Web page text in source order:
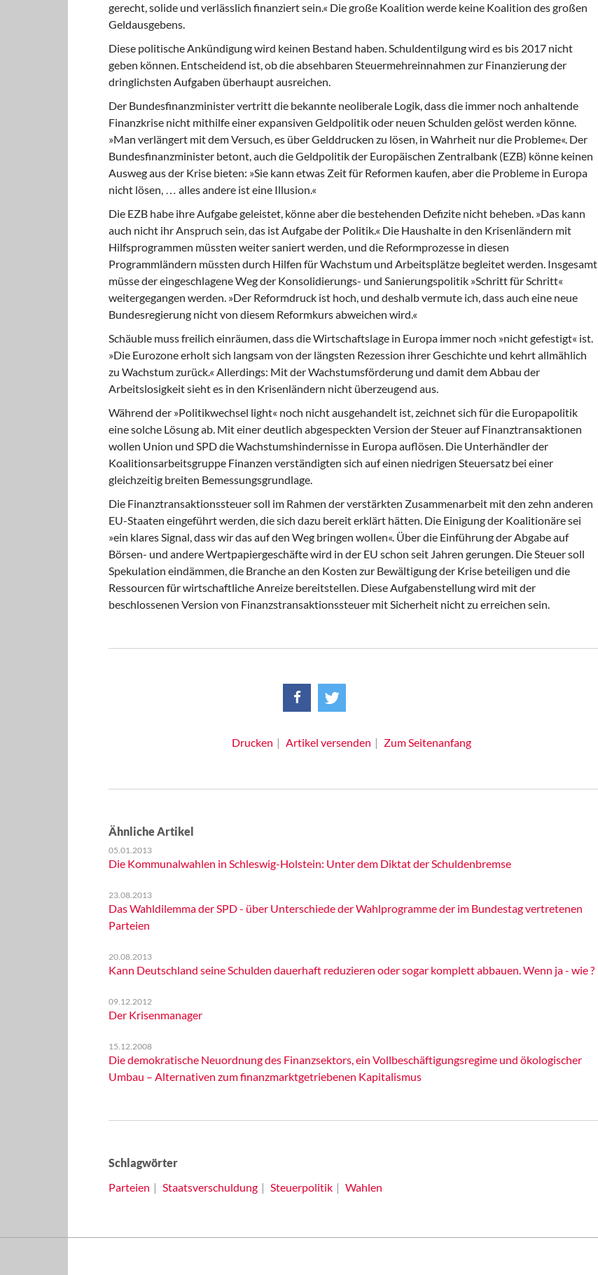
gerecht, solide und verlässlich finanziert sein.« Die große Koalition werde keine Koalition des großen
Geldausgebens.
Diese politische Ankündigungwird keinen Bestand haben. Schuldentilgung wird es bis 2017 nicht
geben können. Entscheidend ist, ob die absehbaren Steuermehreinnahmen zur Finanzierung der
dringlichsten Aufgaben überhaupt ausreichen.
Der Bundesfinanzminister vertrittdie bekannte neoliberale Logik, dass die immer noch anhaltende
Finanzkrise nicht mithilfe einer expansiven Geldpolitik oder neuen Schulden gelöst werden könne.
»Man verlängert mit dem Versuch, es über Gelddrucken zu lösen, in Wahrheit nur die Probleme«. Der
Bundesfinanzminister betont, auch die Geldpolitik der Europäischen Zentralbank (EZB) könne keinen
Ausweg aus der Krise bieten: »Sie kann etwas Zeit für Reformen kaufen, aber die Probleme in Europa
nicht lösen, … alles andere ist eine Illusion.«
Die EZB habe ihre Aufgabe geleistet,könne aber die bestehenden Defizite nicht beheben. »Das kann
auch nicht ihr Anspruch sein, das ist Aufgabe der Politik.« Die Haushalte in den Krisenländern mit
Hilfsprogrammen müssten weiter saniert werden, und die Reformprozesse in diesen
Programmländern müssten durch Hilfen für Wachstum und Arbeitsplätze begleitet werden. Insgesamt
müsse der eingeschlagene Weg der Konsolidierungs- und Sanierungspolitik »Schritt für Schritt«
weitergegangen werden. »Der Reformdruck ist hoch, und deshalb vermute ich, dass auch eine neue
Bundesregierung nicht von diesem Reformkurs abweichen wird.«
Schäuble muss freilich einräumen,dass die Wirtschaftslage in Europa immer noch »nicht gefestigt« ist.
»Die Eurozone erholt sich langsam von der längsten Rezession ihrer Geschichte und kehrt allmählich
zu Wachstum zurück.« Allerdings: Mit der Wachstumsförderung und damit dem Abbau der
Arbeitslosigkeit sieht es in den Krisenländern nicht überzeugend aus.
Während der »Politikwechsel light« noch nicht ausgehandelt ist, zeichnet sich für die Europapolitik
eine solche Lösung ab. Mit einer deutlich abgespeckten Version der Steuer auf Finanztransaktionen
wollen Union und SPD die Wachstumshindernisse in Europa auflösen. Die Unterhändler der
Koalitionsarbeitsgruppe Finanzen verständigten sich auf einen niedrigen Steuersatz bei einer
gleichzeitig breiten Bemessungsgrundlage.
Die Finanztransaktionssteuer soll im Rahmen der verstärkten Zusammenarbeit mit den zehn anderen
EU-Staaten eingeführt werden, die sich dazu bereit erklärt hätten. Die Einigung der Koalitionäre sei
»ein klares Signal, dass wir das auf den Weg bringen wollen«. Über die Einführung der Abgabe auf
Börsen- und andere Wertpapiergeschäfte wird in der EU schon seit Jahren gerungen. Die Steuer soll
Spekulation eindämmen, die Branche an den Kosten zur Bewältigung der Krise beteiligen und die
Ressourcen für wirtschaftliche Anreize bereitstellen. Diese Aufgabenstellung wird mit der
beschlossenen Version von Finanzstransaktionssteuer mit Sicherheit nicht zu erreichen sein.
Drucken Artikel versenden Zum Seitenanfang
Ähnliche Artikel
05.01.2013
Die Kommunalwahlen in Schleswig-Holstein: Unter dem Diktat der Schuldenbremse
23.08.2013
Das Wahldilemma der SPD - über Unterschiede der Wahlprogramme der im Bundestag vertretenen
Parteien
20.08.2013
Kann Deutschland seine Schulden dauerhaft reduzieren oder sogar komplett abbauen. Wenn ja - wie ?
09.12.2012
Der Krisenmanager
15.12.2008
Die demokratische Neuordnung des Finanzsektors, ein Vollbeschäftigungsregime und ökologischer
Umbau – Alternativen zum finanzmarktgetriebenen Kapitalismus
Schlagwörter
Parteien
Staatsverschuldung Steuerpolitik Wahlen